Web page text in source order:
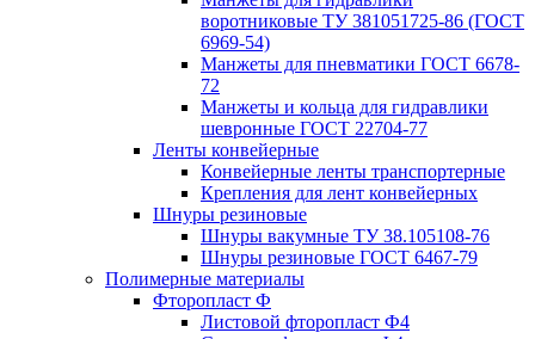
воротниковые ТУ 381051725-86 (ГОСТ
6969-54)
Манжеты для пневматики ГОСТ 6678-
72
Манжеты и кольца для гидравлики
шевронные ГОСТ 22704-77
Ленты конвейерные
Конвейерные ленты транспортерные
Крепления для лент конвейерных
Шнуры резиновые
Шнуры вакумные ТУ 38.105108-76
Шнуры резиновые ГОСТ 6467-79
Полимерные материалы
Фторопласт Ф
Листовой фторопласт Ф4